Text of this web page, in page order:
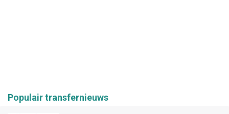
Populair transfernieuws